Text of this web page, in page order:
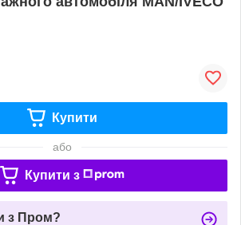
Купити
або
Купити з
з Пром?